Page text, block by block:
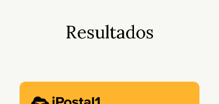
Resultados